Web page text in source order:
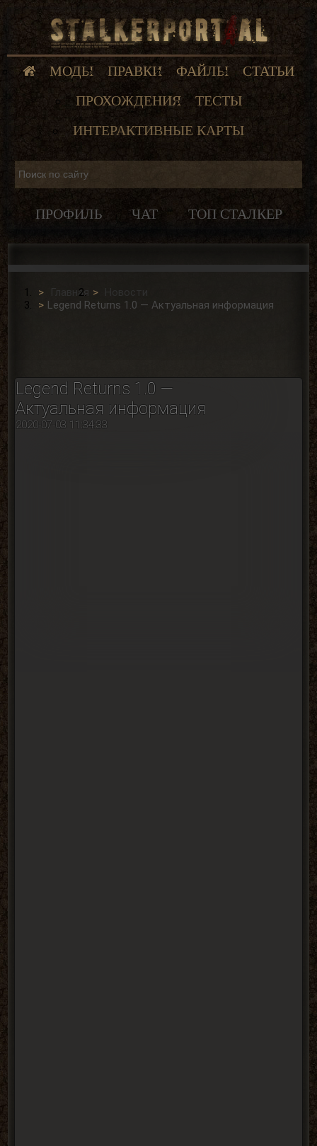
МОДЫ ПРАВКИ ФАЙЛЫ
СТАТЬИ
ПРОХОЖДЕНИЯ
ТЕСТЫ
ИНТЕРАКТИВНЫЕ КАРТЫ
ПРОФИЛЬ ЧАТ ТОП СТАЛКЕР
Главная
Новости
Legend Returns 1.0 — Актуальная информация
Legend Returns 1.0 —
Актуальная информация
2020-07-03 11:34:33